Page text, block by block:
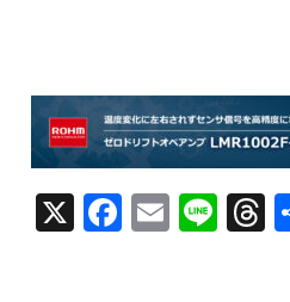
X F
a
E
m
Li
n
T
h